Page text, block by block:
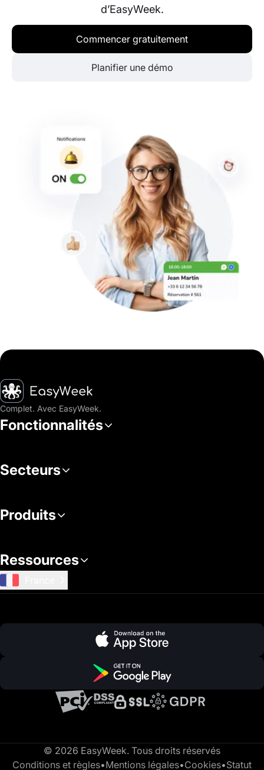
d’EasyWeek.
Commencer gratuitement
Planifier une démo
Accueil
Complet. Avec EasyWeek.
Fonctionnalités
Secteurs
Produits
Ressources
© 2026 EasyWeek. Tous droits réservés
Conditions et règles•Mentions légales•Cookies•Statut